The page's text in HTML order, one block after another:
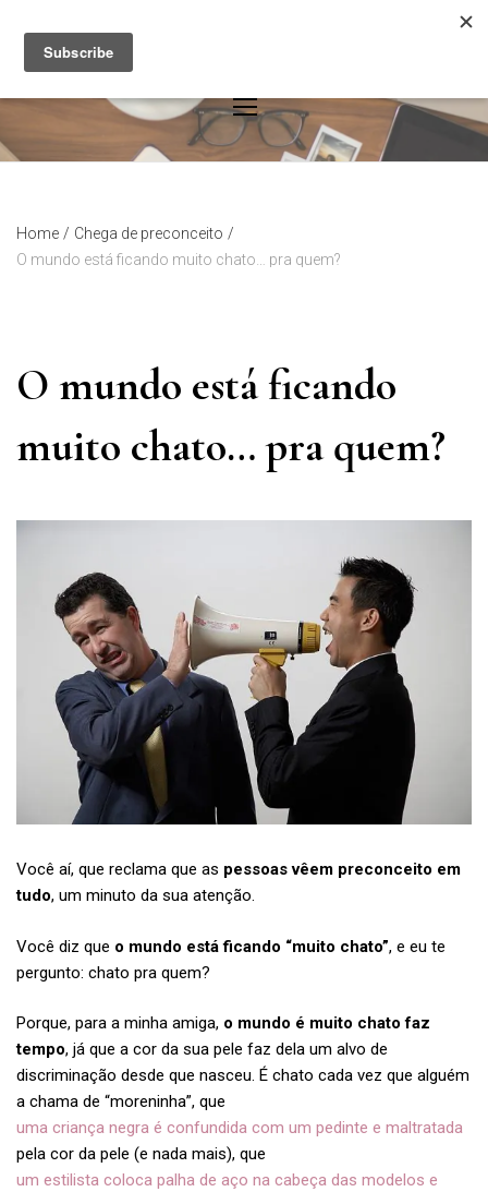
content
Home / Chega de preconceito /
O mundo está ficando muito chato… pra quem?
O mundo está ficando
muito chato… pra quem?
Você aí, que reclama que as pessoas vêem preconceito em
tudo, um minuto da sua atenção.
Você diz que o mundo está ficando “muito chato”, e eu te
pergunto: chato pra quem?
Porque, para a minha amiga, o mundo é muito chato faz
tempo, já que a cor da sua pele faz dela um alvo de
discriminação desde que nasceu. É chato cada vez que alguém
a chama de “moreninha”, que
uma criança negra é confundida com um pedinte e maltratada
pela cor da pele (e nada mais), que
um estilista coloca palha de aço na cabeça das modelos e